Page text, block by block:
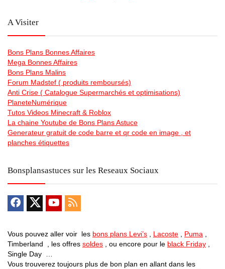
A Visiter
Bons Plans Bonnes Affaires
Mega Bonnes Affaires
Bons Plans Malins
Forum Madstef ( produits remboursés)
Anti Crise ( Catalogue Supermarchés et optimisations)
PlaneteNumérique
Tutos Videos Minecraft & Roblox
La chaine Youtube de Bons Plans Astuce
Generateur gratuit de code barre et qr code en image , et
planches étiquettes
Bonsplansastuces sur les Reseaux Sociaux
Vous pouvez aller voir les bons plans Levi’s Lacoste Puma
Timberland , les offres soldes , ou encore pour le black Friday
Single Day …
Vous trouverez toujours plus de bon plan en allant dans les